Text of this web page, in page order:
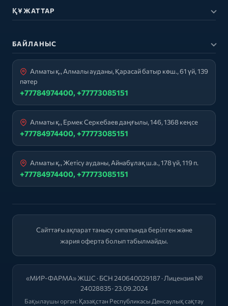
ҚҰЖАТТАР
БАЙЛАНЫС
Алматы қ., Алмалы ауданы, Қарасай батыр көш., 61 үй, 139
пәтер
+77784974400, +77773085151
Алматы қ., Ермек Серкебаев даңғылы, 146, 1368 кеңсе
+77784974400, +77773085151
Алматы қ., Жетісу ауданы, Айнабұлақ ш.а., 178 үй, 119 п.
+77784974400, +77773085151
Сайттағы ақпарат танысу сипатында берілген және
жария оферта болып табылмайды.
«МИР-ФАРМА» ЖШС · БСН 240640029187 · Лицензия №
24028835 · 23.09.2024
Бақылаушы орган: Қазақстан Республикасы Денсаулық сақтау